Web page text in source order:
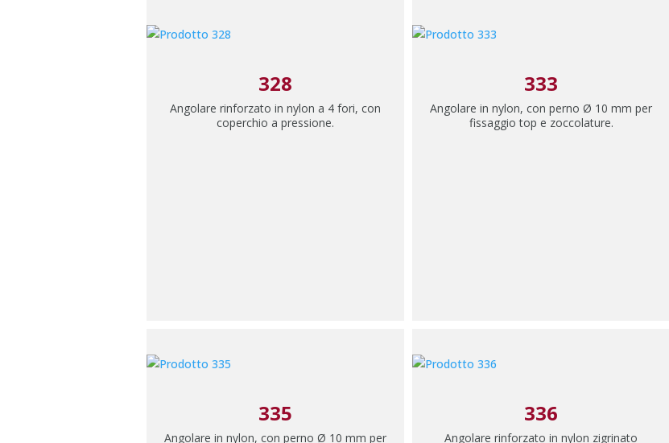
328
Angolare rinforzato in nylon a 4 fori, con
coperchio a pressione.
333
Angolare in nylon, con perno Ø 10 mm per
fissaggio top e zoccolature.
335
Angolare in nylon, con perno Ø 10 mm per
336
Angolare rinforzato in nylon zigrinato